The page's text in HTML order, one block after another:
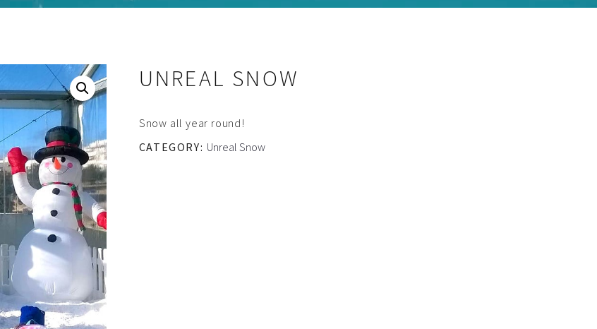
UNREAL SNOW
Snow all year round!
CATEGORY: Unreal Snow